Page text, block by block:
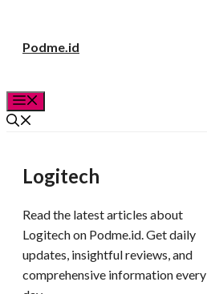
Podme.id
Logitech
Read the latest articles about
Logitech on Podme.id. Get daily
updates, insightful reviews, and
comprehensive information every